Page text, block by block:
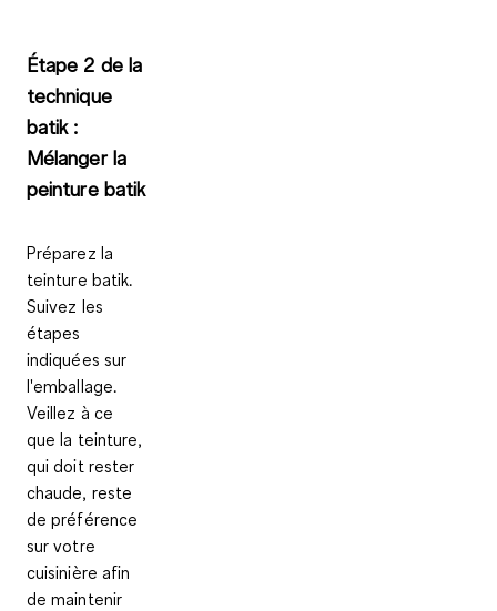
Étape 2 de la
technique
batik :
Mélanger la
peinture batik
Préparez la
teinture batik.
Suivez les
étapes
indiquées sur
l'emballage.
Veillez à ce
que la teinture,
qui doit rester
chaude, reste
de préférence
sur votre
cuisinière afin
de maintenir